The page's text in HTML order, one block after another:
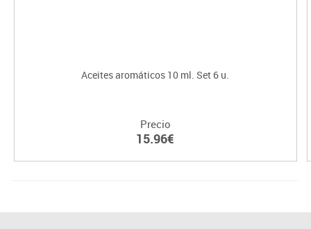
Aceites aromáticos 10 ml. Set 6 u.
Precio
15.96€